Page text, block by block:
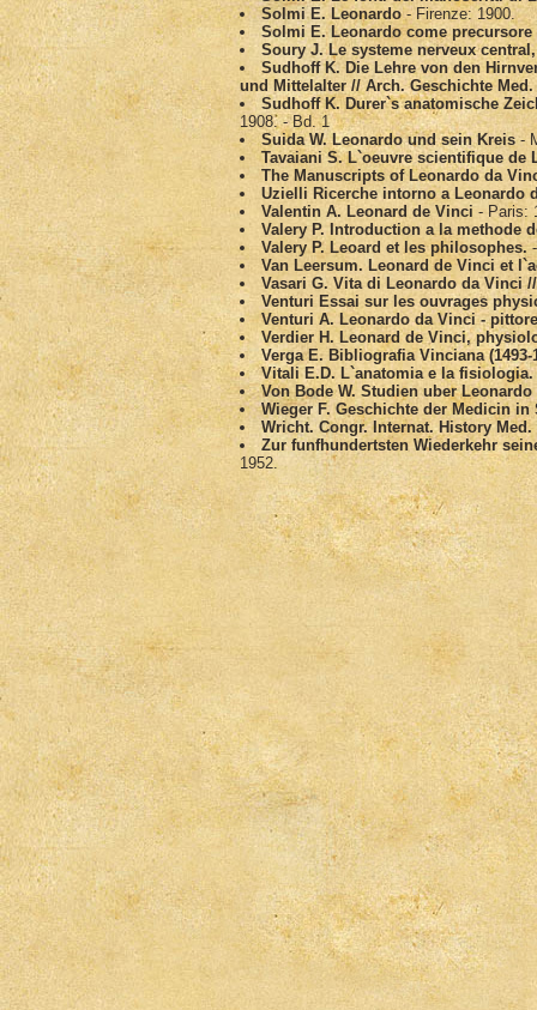
Solmi E. Leonardo- Firenze: 1900.
Solmi E. Leonardo come
Soury J. Le systeme nerveux
Sudhoff K. Die Lehre von den
und Mittelalter // Arch. Geschichte Med.
Sudhoff K. Durer`s anatomische
1908. - Bd. 1
Suida W. Leonardo und sein Kreis-
Tavaiani S. L`oeuvre scientifique de
The Manuscripts of Leonardo da
Uzielli Ricerche intorno a Leonardo
Valentin A. Leonard de Vinci - Paris:
Valery P. Introduction a la methode
Valery P. Leoard et les philosophes.-
Van Leersum. Leonard de Vinci et
Vasari G. Vita di Leonardo da Vinci
Venturi Essai sur les ouvrages
Venturi A. Leonardo da Vinci -
Verdier H. Leonard de Vinci,
Verga E. Bibliografia Vinciana (1493-
Vitali E.D. L`anatomia e la fisiologia.
Von Bode W. Studien uber Leonardo
Wieger F. Geschichte der Medicin in
Wricht. Congr. Internat. History Med.
Zur funfhundertsten Wiederkehr
1952.